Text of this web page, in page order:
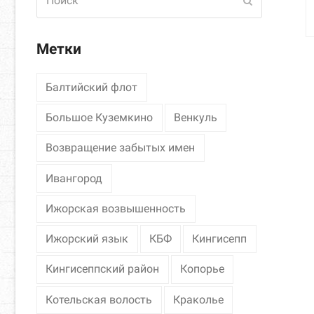
Метки
Балтийский флот
Большое Куземкино Венкуль
Возвращение забытых имен
Ивангород
Ижорская возвышенность
Ижорский язык КБФ Кингисепп
Кингисеппский район Копорье
Котельская волость Краколье